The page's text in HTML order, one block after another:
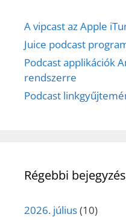
A vipcast az Apple
Juice podcast
Podcast applikációk
rendszerre
Podcast
Régebbi
2026. július(10)